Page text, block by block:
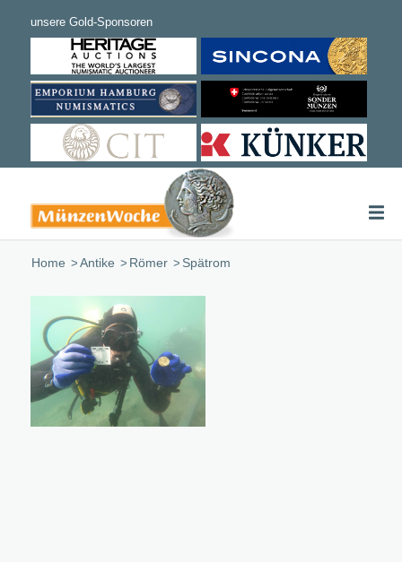
Home /Antike /Römer /Spätrom